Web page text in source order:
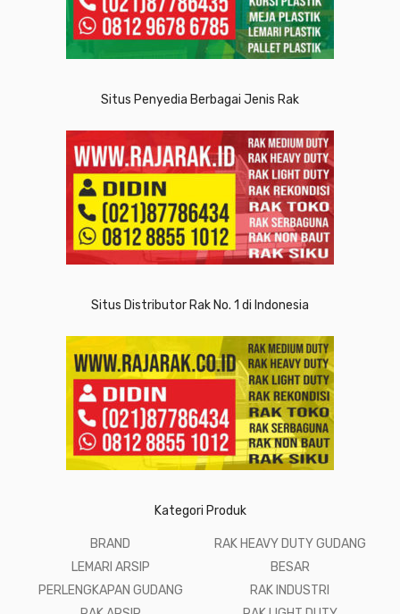
Situs Penyedia Berbagai Jenis Rak
Situs Distributor Rak No. 1 di Indonesia
Kategori Produk
BRAND
LEMARI ARSIP
PERLENGKAPAN GUDANG
RAK HEAVY DUTY GUDANG
BESAR
RAK INDUSTRI